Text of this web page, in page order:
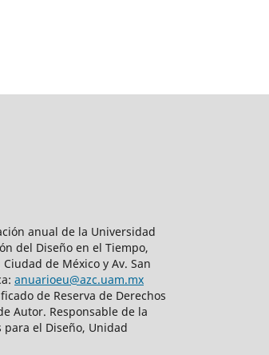
anual de la Universidad
del Diseño en el Tiempo,
de México y Av. San
anuarioeu@azc.uam.mx
de Reserva de Derechos
Autor. Responsable de la
el Diseño, Unidad